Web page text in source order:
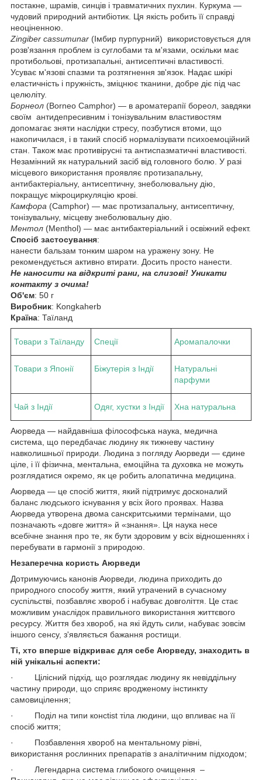
постакне, шрамів, синців і травматичних пухлин. Куркума —
чудовий природний антибіотик. Ця якість робить її справді
неоціненною.
Zingiber cassumunar (Імбир пурпурний) використовується для
розв'язання проблем із суглобами та м'язами, оскільки має
протибольові, протизапальні, антисептичні властивості.
Усуває м'язові спазми та розтягнення зв'язок. Надає шкірі
еластичність і пружність, зміцнює тканини, добре діє під час
целюліту.
Борнеол (Borneo Camphor) — в ароматерапії бореол, завдяки
своїм антидепресивним і тонізувальним властивостям
допомагає зняти наслідки стресу, позбутися втоми, що
накопичилася, і в такий спосіб нормалізувати психоемоційний
стан. Також має противірусні та антиспазматичні властивості.
Незамінний як натуральний засіб від головного болю. У разі
місцевого використання проявляє протизапальну,
антибактеріальну, антисептичну, знеболювальну дію,
покращує мікроциркуляцію крові.
Камфора (Camphor) — має протизапальну, антисептичну,
тонізувальну, місцеву знеболювальну дію.
Ментол (Menthol) — має антибактеріальний і освіжний ефект.
Спосіб застосування:
нанести бальзам тонким шаром на уражену зону. Не
рекомендується активно втирати. Досить просто нанести.
Не наносити на відкриті рани, на слизові! Уникати
контакту з очима!
Об'єм: 50 г
Виробник: Kongkaherb
Країна: Таїланд
Товари з Таїланду Спеції Аромапалочки
Товари з Японії Біжутерія з Індії
Натуральні
парфуми
Чай з Індії Одяг, хустки з Індії Хна натуральна
Аюрведа — найдавніша філософська наука, медична
система, що передбачає людину як тижневу частину
навколишньої природи. Людина з погляду Аюрведи — єдине
ціле, і її фізична, ментальна, емоційна та духовка не можуть
розглядатися окремо, як це робить алопатична медицина.
Аюрведа — це спосіб життя, який підтримує досконалий
баланс людського існування у всіх його проявах. Назва
Аюрведа утворена двома санскритськими термінами, що
позначають «довге життя» й «знання». Ця наука несе
всебічне знання про те, як бути здоровим у всіх відношеннях і
перебувати в гармонії з природою.
Незаперечна користь Аюрведи
Дотримуючись канонів Аюрведи, людина приходить до
природного способу життя, який утрачений в сучасному
суспільстві, позбавляє хвороб і набуває довголіття. Це стає
можливим унаслідок правильного використання життєвого
ресурсу. Життя без хвороб, на які йдуть сили, набуває зовсім
іншого сенсу, з'являється бажання ростищи.
Ті, хто вперше відкриває для себе Аюрведу, знаходить в
ній унікальні аспекти:
· Цілісний підхід, що розглядає людину як невіддільну
частину природи, що сприяє вродженому інстинкту
самовицілення;
· Поділ на типи консtist тіла людини, що впливає на її
спосіб життя;
· Позбавлення хвороб на ментальному рівні,
використання рослинних препаратів з аналітичним підходом;
· Легендарна система глибокого очищення –